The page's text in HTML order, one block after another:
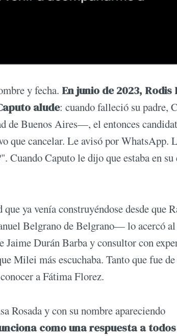
y fecha. En junio de 2023, Rodis
alude: cuando falleció su padre,
de Buenos Aires—, el entonces
que cancelar. Le avisó por WhatsApp.
Cuando Caputo le dijo que estaba en su
ya venía construyéndose desde que
Belgrano de Belgrano— lo acercó
Durán Barba y consultor con
Milei más escuchaba. Tanto que fue
a Fátima Florez.
Rosada y con su nombre apareciendo
como una respuesta a